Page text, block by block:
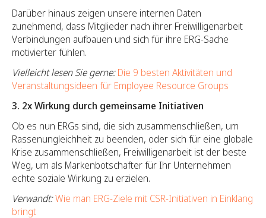
Darüber hinaus zeigen unsere internen Daten
zunehmend, dass Mitglieder nach ihrer Freiwilligenarbeit
Verbindungen aufbauen und sich für ihre ERG-Sache
motivierter fühlen.
Vielleicht lesen Sie gerne:Die 9 besten Aktivitäten und
Veranstaltungsideen für Employee Resource Groups
3. 2x Wirkung durch gemeinsame Initiativen
Ob es nun ERGs sind, die sich zusammenschließen, um
Rassenungleichheit zu beenden, oder sich für eine globale
Krise zusammenschließen, Freiwilligenarbeit ist der beste
Weg, um als Markenbotschafter für Ihr Unternehmen
echte soziale Wirkung zu erzielen.
Verwandt:Wie man ERG-Ziele mit CSR-Initiativen in Einklang
bringt